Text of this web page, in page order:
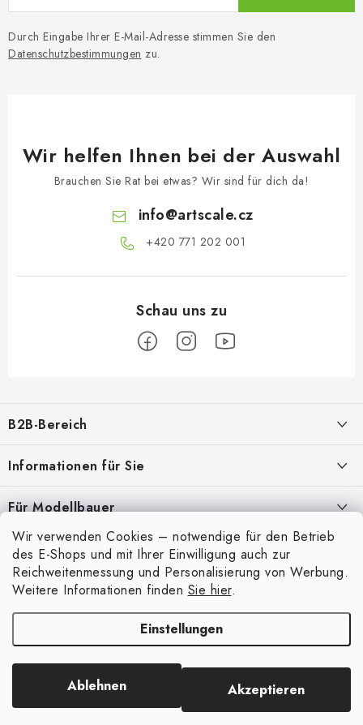
Wir verwenden Cookies – notwendige für den Betrieb
des E-Shops und mit Ihrer Einwilligung auch zur
Reichweitenmessung und Personalisierung von Werbung.
Weitere Informationen finden Sie hier.
Einstellungen
Ablehnen Akzeptieren
Durch Eingabe Ihrer E-Mail-Adresse stimmen Sie den
Datenschutzbestimmungen zu.
Wir helfen Ihnen bei der Auswahl
Brauchen Sie Rat bei etwas? Wir sind für dich da!
info@artscale.cz
+420 771 202 001​
ß
z
e
i
l
B2B-Bereich
Geschäftspartner, die Bereitstellung geeigneter Dienstleistungen und
ANMELDUNG
Informationen für Sie
Über uns
Meine Bestellung
Kontakte
Versand und Bezahlung
Bedingungen und Konditionen
Datenschutzbestimmungen
Beschwerdeverfahren
Großhandel
Für Modellbauer
Modellfarben-Umrechner
Art Scale Modellbau-Glossar
Persönliche Abholung in Liberec
Facebook-Gruppe ASK Builders
Mein Konto
Anmelden
Registrierung
Bestellhistorie
. Alle Rechte vorbehalten.